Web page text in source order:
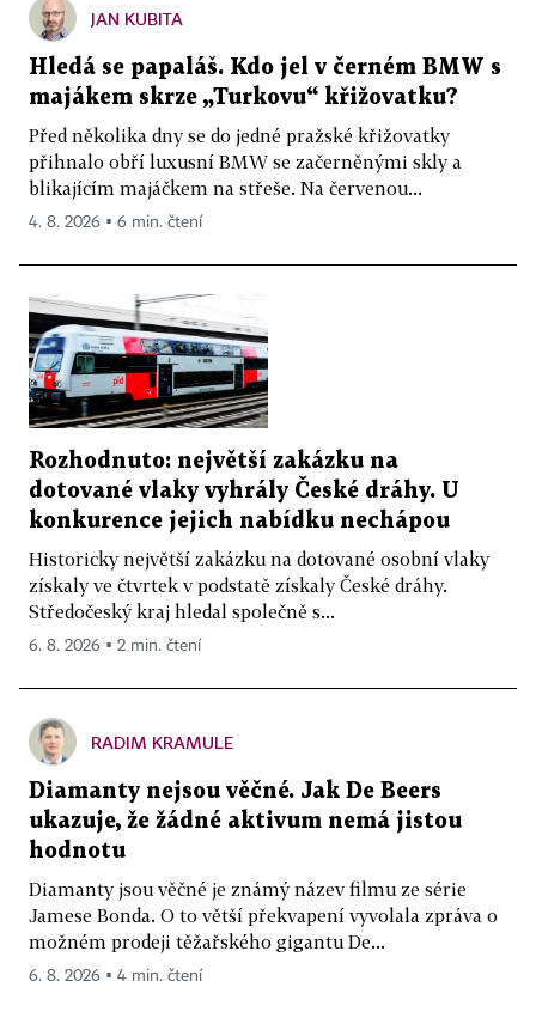
JAN KUBITA
Hledá se papaláš. Kdo jel v černém BMW s
majákem skrze „Turkovu“ křižovatku?
Před několika dny se do jedné pražské křižovatky
přihnalo obří luxusní BMW se začerněnými skly a
blikajícím majáčkem na střeše. Na červenou...
4. 8. 2026 ▪ 6 min. čtení
Rozhodnuto: největší zakázku na
dotované vlaky vyhrály České dráhy. U
konkurence jejich nabídku nechápou
Historicky největší zakázku na dotované osobní vlaky
získaly ve čtvrtek v podstatě získaly České dráhy.
Středočeský kraj hledal společně s...
6. 8. 2026 ▪ 2 min. čtení
RADIM KRAMULE
Diamanty nejsou věčné. Jak De Beers
ukazuje, že žádné aktivum nemá jistou
hodnotu
Diamanty jsou věčné je známý název filmu ze série
Jamese Bonda. O to větší překvapení vyvolala zpráva o
možném prodeji těžařského gigantu De...
6. 8. 2026 ▪ 4 min. čtení